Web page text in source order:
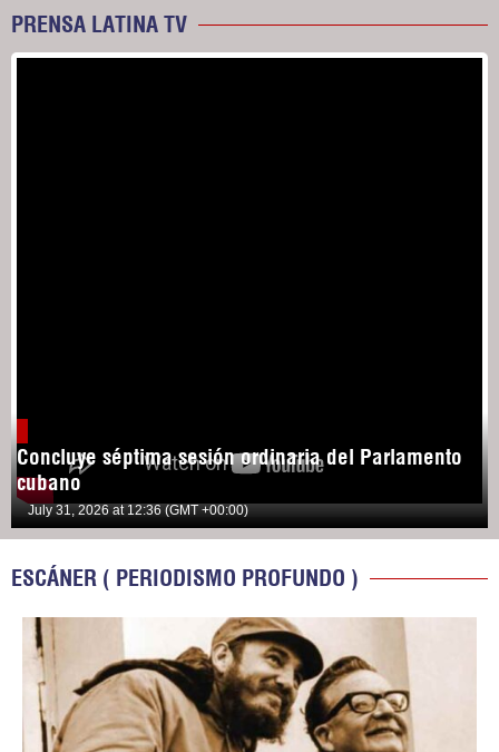
PRENSA LATINA TV
Concluye séptima sesión ordinaria del Parlamento
cubano
July 31, 2026 at 12:36 (GMT +00:00)
ESCÁNER ( PERIODISMO PROFUNDO )